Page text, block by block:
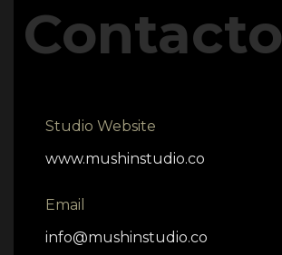
Contacto
Studio Website
www.mushinstudio.co
Email
info@mushinstudio.co